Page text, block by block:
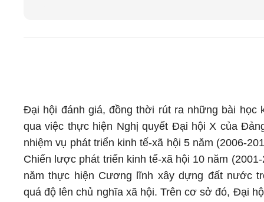
Đại hội đánh giá, đồng thời rút ra những bài học
qua việc thực hiện Nghị quyết Đại hội X của
nhiệm vụ phát triển kinh tế-xã hội 5 năm (2006-
Chiến lược phát triển kinh tế-xã hội 10 năm
năm thực hiện Cương lĩnh xây dựng đất nước
quá độ lên chủ nghĩa xã hội. Trên cơ sở đó, Đại